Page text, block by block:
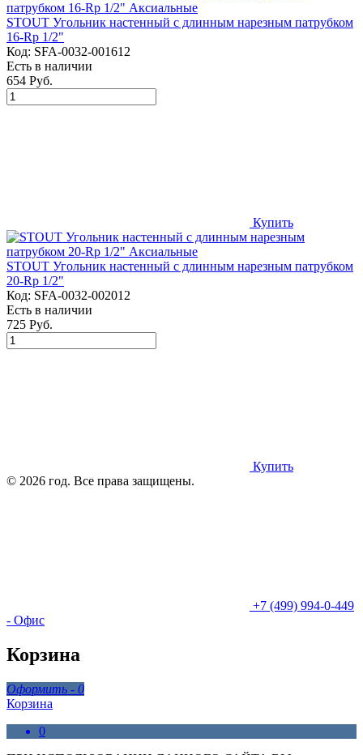
STOUT Угольник настенный с длинным нарезным патрубком
16-Rp 1/2"
Код: SFA-0032-001612
Есть в наличии
654 Руб.
Купить
STOUT Угольник настенный с длинным нарезным патрубком
20-Rp 1/2"
Код: SFA-0032-002012
Есть в наличии
725 Руб.
Купить
© 2026 год. Все права защищены.
+7 (499) 994-0-449
- Офис
Корзина
Оформить - 0
Корзина
0